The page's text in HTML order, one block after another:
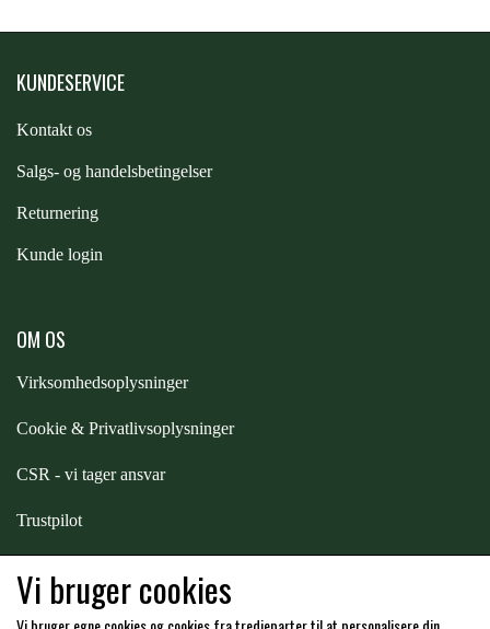
STAR TACK
WALSH
KUNDESERVICE
Kontakt os
Salgs- og handelsbetingelser
Returnering
Kunde login
OM OS
Virksomhedsoplysninger
Cookie & Privatlivsoplysninger
CSR - vi tager ansvar
Trustpilot
Vi bruger cookies